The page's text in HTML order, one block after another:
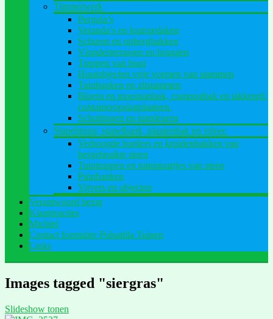
Timmerwerk
Pergola’s
Veranda’s en loungedaken
Schuren en opbergbakken
Vlonderterrassen en bruggen
Trappen van hout
Houtobjecten vrije vormen van stammen
Tuinbanken en zitstammen
Bloem en moestuinbak, compostbak en takkenril,
containeropslagplaatsen.
Schuttingen en tuindeuren
Stapelmuur, stapelbank, plantenbak en vijver.
Verhoogde borders en kruidenbakken van
hergebruikte steen
Tuintrappen en tuinmuurtjes van steen
Puinbanken
Vijvers en objecten
Verantwoord bezig
Klantreacties
Michiel
Contact formulier Pulsatilla Tuinen
Links
Images tagged "siergras"
Slideshow tonen